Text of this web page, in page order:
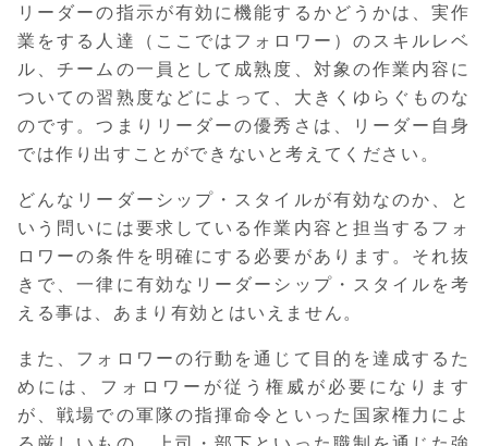
リーダーの指示が有効に機能するかどうかは、実作
業をする人達（ここではフォロワー）のスキルレベ
ル、チームの一員として成熟度、対象の作業内容に
ついての習熟度などによって、大きくゆらぐものな
のです。つまりリーダーの優秀さは、リーダー自身
では作り出すことができないと考えてください。
どんなリーダーシップ・スタイルが有効なのか、と
いう問いには要求している作業内容と担当するフォ
ロワーの条件を明確にする必要があります。それ抜
きで、一律に有効なリーダーシップ・スタイルを考
える事は、あまり有効とはいえません。
また、フォロワーの行動を通じて目的を達成するた
めには、フォロワーが従う権威が必要になります
が、戦場での軍隊の指揮命令といった国家権力によ